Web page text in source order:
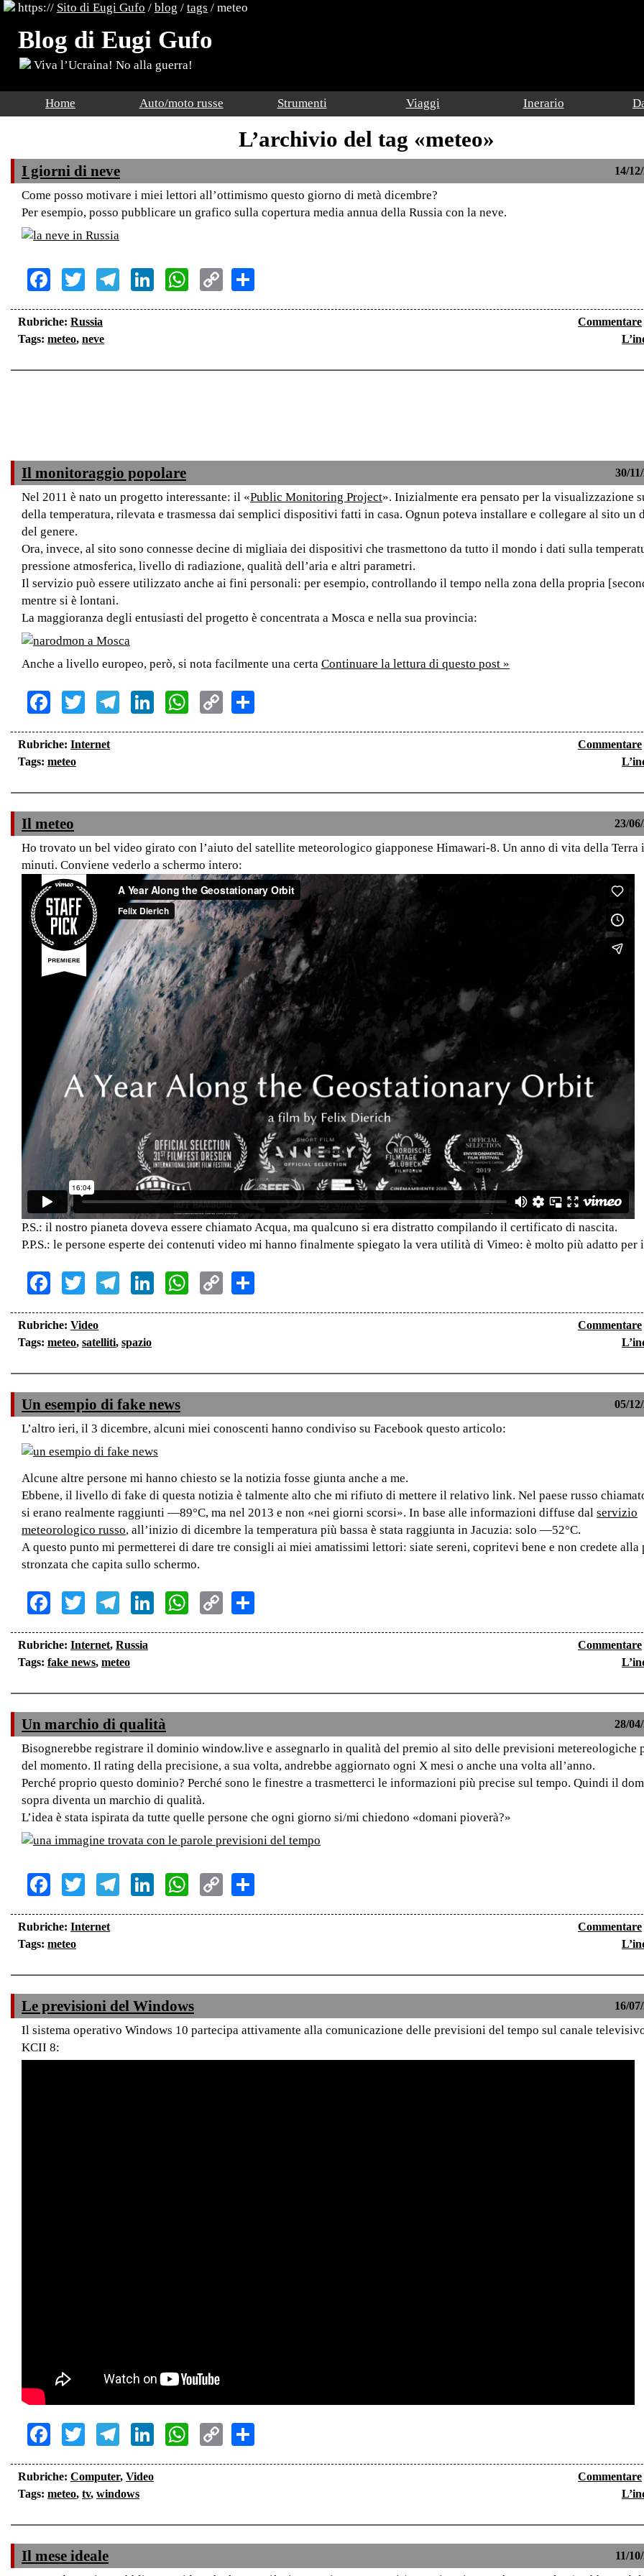
https:// Sito di Eugi Gufo / blog / tags / meteo
Blog di Eugi Gufo
Viva l’Ucraina! No alla guerra!
Home Auto/moto russe Strumenti Viaggi Inerario
L’archivio del tag «meteo»
I giorni di neve 14/
Come posso motivare i miei lettori all’ottimismo questo giorno di metà dicembre?
Per esempio, posso pubblicare un grafico sulla copertura media annua della Russia con la neve.
Facebook
TwitterTelegram
LinkedInWhatsApp
Copy
Link
Rubriche: Russia
Tags: meteo, neve
Commentare
Il monitoraggio popolare 30/
Nel 2011 è nato un progetto interessante: il «Public Monitoring Project». Inizialmente era pensato per la visualizzazione
della temperatura, rilevata e trasmessa dai semplici dispositivi fatti in casa. Ognun poteva installare e collegare al sito un
del genere.
Ora, invece, al sito sono connesse decine di migliaia dei dispositivi che trasmettono da tutto il mondo i dati sulla
pressione atmosferica, livello di radiazione, qualità dell’aria e altri parametri.
Il servizio può essere utilizzato anche ai fini personali: per esempio, controllando il tempo nella zona della propria
mentre si è lontani.
La maggioranza degli entusiasti del progetto è concentrata a Mosca e nella sua provincia:
Anche a livello europeo, però, si nota facilmente una certa Continuare la lettura di questo post »
Facebook
TwitterTelegram
LinkedInWhatsApp
Copy
Link
Rubriche: Internet
Tags: meteo
Commentare
Il meteo 23/
Ho trovato un bel video girato con l’aiuto del satellite meteorologico giapponese Himawari-8. Un anno di vita della Terra
minuti. Conviene vederlo a schermo intero:
P.S.: il nostro pianeta doveva essere chiamato Acqua, ma qualcuno si era distratto compilando il certificato di nascita.
P.P.S.: le persone esperte dei contenuti video mi hanno finalmente spiegato la vera utilità di Vimeo: è molto più adatto per
Facebook
TwitterTelegram
LinkedInWhatsApp
Copy
Link
Rubriche: Video
Tags: meteo, satelliti, spazio
Commentare
Un esempio di fake news 05/
L’altro ieri, il 3 dicembre, alcuni miei conoscenti hanno condiviso su Facebook questo articolo:
Alcune altre persone mi hanno chiesto se la notizia fosse giunta anche a me.
Ebbene, il livello di fake di questa notizia è talmente alto che mi rifiuto di mettere il relativo link. Nel paese russo
si erano realmente raggiunti —89°C, ma nel 2013 e non «nei giorni scorsi». In base alle informazioni diffuse dal servizio
meteorologico russo, all’inizio di dicembre la temperatura più bassa è stata raggiunta in Jacuzia: solo —52°C.
A questo punto mi permetterei di dare tre consigli ai miei amatissimi lettori: siate sereni, copritevi bene e non credete alla
stronzata che capita sullo schermo.
Facebook
TwitterTelegram
LinkedInWhatsApp
Copy
Link
Rubriche: Internet, Russia
Tags: fake news, meteo
Commentare
Un marchio di qualità 28/
Bisognerebbe registrare il dominio window.live e assegnarlo in qualità del premio al sito delle previsioni metereologiche
del momento. Il rating della precisione, a sua volta, andrebbe aggiornato ogni X mesi o anche una volta all’anno.
Perché proprio questo dominio? Perché sono le finestre a trasmetterci le informazioni più precise sul tempo. Quindi il
sopra diventa un marchio di qualità.
L’idea è stata ispirata da tutte quelle persone che ogni giorno si/mi chiedono «domani pioverà?»
Facebook
TwitterTelegram
LinkedInWhatsApp
Copy
Link
Rubriche: Internet
Tags: meteo
Commentare
Le previsioni del Windows 16/
Il sistema operativo Windows 10 partecipa attivamente alla comunicazione delle previsioni del tempo sul canale
KCII 8:
Facebook
TwitterTelegram
LinkedInWhatsApp
Copy
Link
Rubriche: Computer, Video
Tags: meteo, tv, windows
Commentare
Il mese ideale 11/